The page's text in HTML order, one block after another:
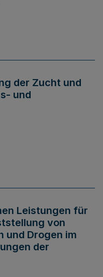
der Zucht und
und
Leistungen für
von
und Drogen im
der